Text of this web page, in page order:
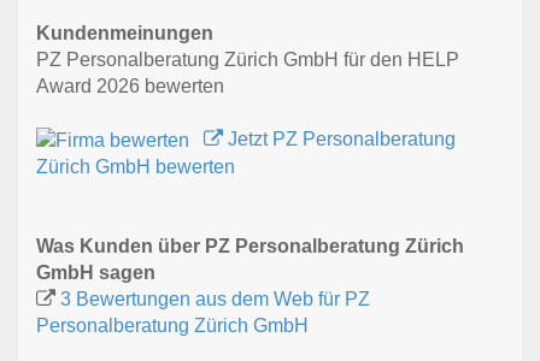
Kundenmeinungen
PZ Personalberatung Zürich GmbH für den HELP
Award 2026 bewerten
Jetzt PZ Personalberatung
Zürich GmbH bewerten
Was Kunden über PZ Personalberatung Zürich
GmbH sagen
3 Bewertungen aus dem Web für PZ
Personalberatung Zürich GmbH